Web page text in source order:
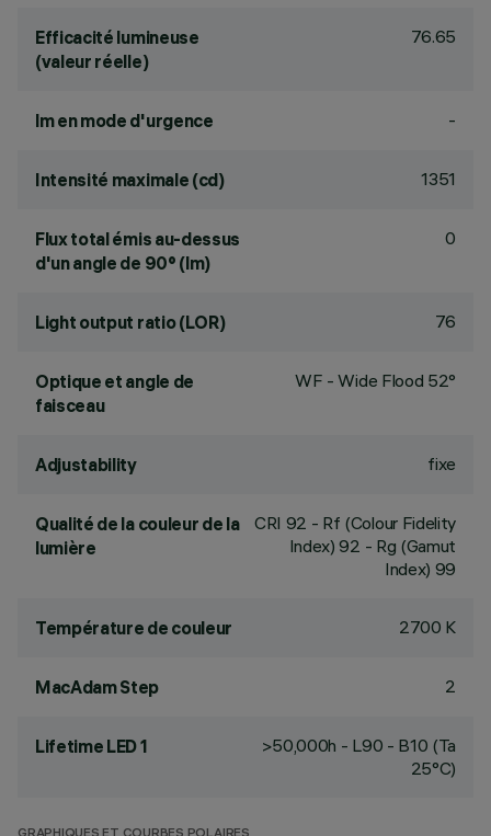
Efficacité lumineuse
(valeur réelle)
76.65
lm en mode d'urgence -
Intensité maximale (cd) 1351
Flux total émis au-dessus
d'un angle de 90° (lm)
0
Light output ratio (LOR) 76
Optique et angle de
faisceau
WF - Wide Flood 52°
Adjustability fixe
Qualité de la couleur de la
lumière
CRI 92 - Rf (Colour Fidelity
Index) 92 - Rg (Gamut
Index) 99
Température de couleur 2700 K
MacAdam Step 2
Lifetime LED 1
>50,000h - L90 - B10 (Ta
25°C)